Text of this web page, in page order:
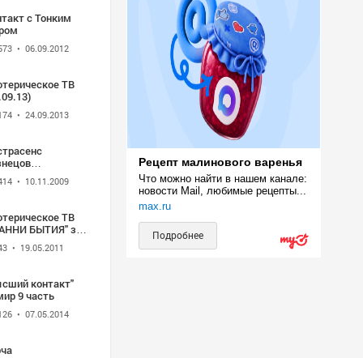
с Тонким
• 06.09.2012
ТВ
• 24.09.2013
. Прямой
на ТВ 2 ч
• 10.11.2009
ТВ
БЫТИЯ" за
• 19.05.2011
контакт"
9 часть
• 07.05.2014
Рецепт малинового варенья
Что можно найти в нашем канале:
новости Mail, любимые рецепты...
max.ru
Подробнее